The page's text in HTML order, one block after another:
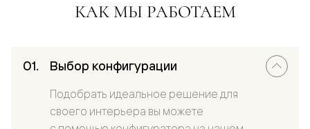
КАК МЫ РАБОТАЕМ
Выбор конфигурации
Подобрать идеальное решение для
своего интерьера вы можете